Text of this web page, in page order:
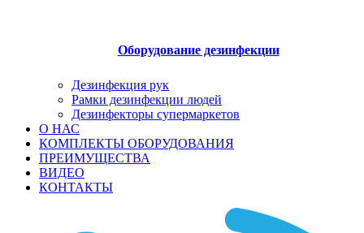
Оборудование дезинфекции
Дезинфекция рук
Рамки дезинфекции людей
Дезинфекторы супермаркетов
О НАС
КОМПЛЕКТЫ ОБОРУДОВАНИЯ
ПРЕИМУЩЕСТВА
ВИДЕО
КОНТАКТЫ